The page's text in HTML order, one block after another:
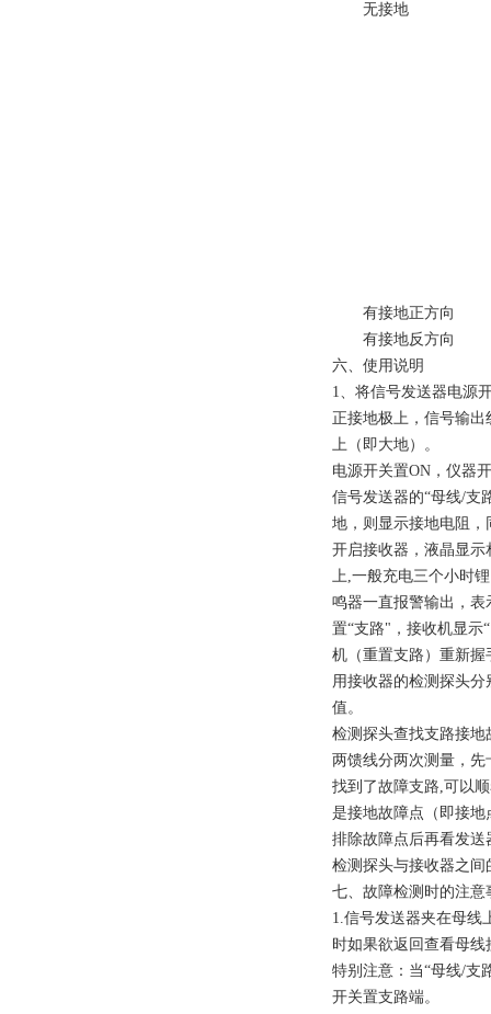
无接地
有接地正方向
有接地反方向
六、使用说明
1、将信号发送器电源
正接地极上，信号输
上（即大地）。
电源开关置ON，仪器
信号发送器的“母线/支
地，则显示接地电阻
开启接收器，液晶显示
上,一般充电三个小时
鸣器一直报警输出，表
置“支路"，接收机显示
机（重置支路）重新握
用接收器的检测探头
值。
检测探头查找支路接
两馈线分两次测量，
找到了故障支路,可以
是接地故障点（即接
排除故障点后再看发送
检测探头与接收器之间
七、故障检测时的注意
1.信号发送器夹在母线
时如果欲返回查看母
特别注意：当“母线/支
开关置支路端。